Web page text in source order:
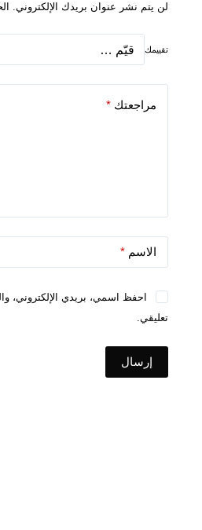
لن يتم نشر عنوان بريدك الإلكتروني.
تقييمك
مراجعتك *
الاسم *
احفظ اسمي، بريدي الإلكتروني،
تعليقي.
إرسال